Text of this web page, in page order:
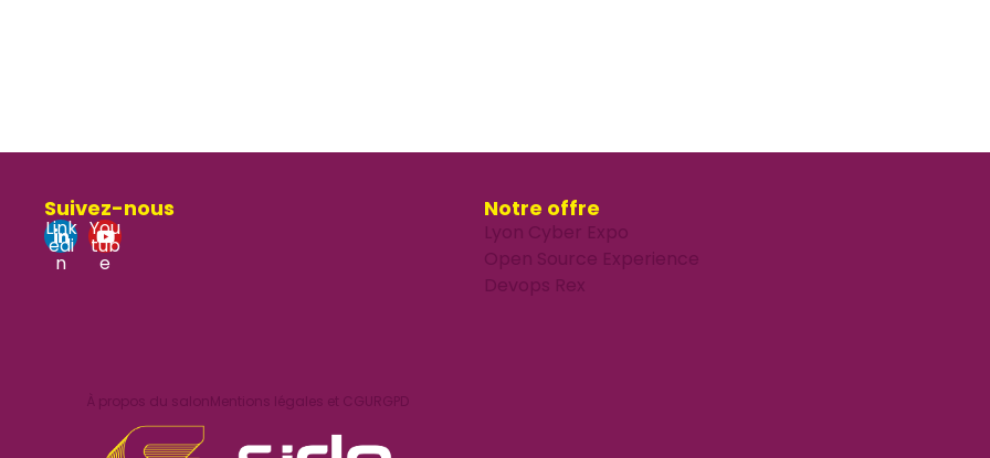
Suivez-nous
Link
edi
n
You
tub
e
Notre offre
Lyon Cyber Expo
Open Source Experience
Devops Rex
À propos du salonMentions légales et CGURGPD